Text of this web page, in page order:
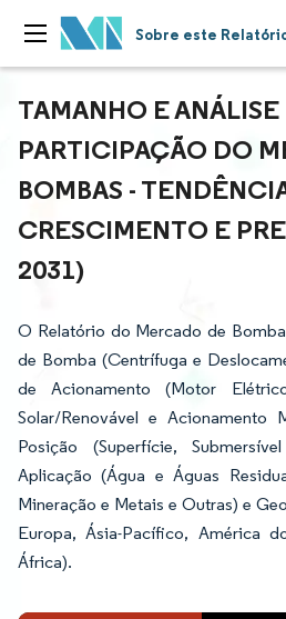
Sobre este
TAMANHO E ANÁLISE
PARTICIPAÇÃO DO
BOMBAS -
CRESCIMENTO E
2031)
O Relatório do Mercado de
de Bomba (Centrífuga e
de Acionamento (Motor
Solar/Renovável e Acionamento
Posição (Superfície,
Aplicação (Água e Águas
Mineração e Metais e Outras) e
Europa, Ásia-Pacífico, América
África).